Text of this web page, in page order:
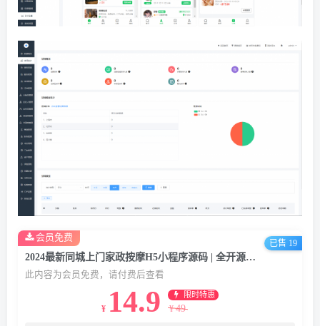
2024最新同城上门家政按摩H5小程序源码 | 全开源无需授权 | 上门预约系统
此内容为会员免费，请付费后查看
¥ 14.9 限时特惠
¥ 49
会员免费
已售 19